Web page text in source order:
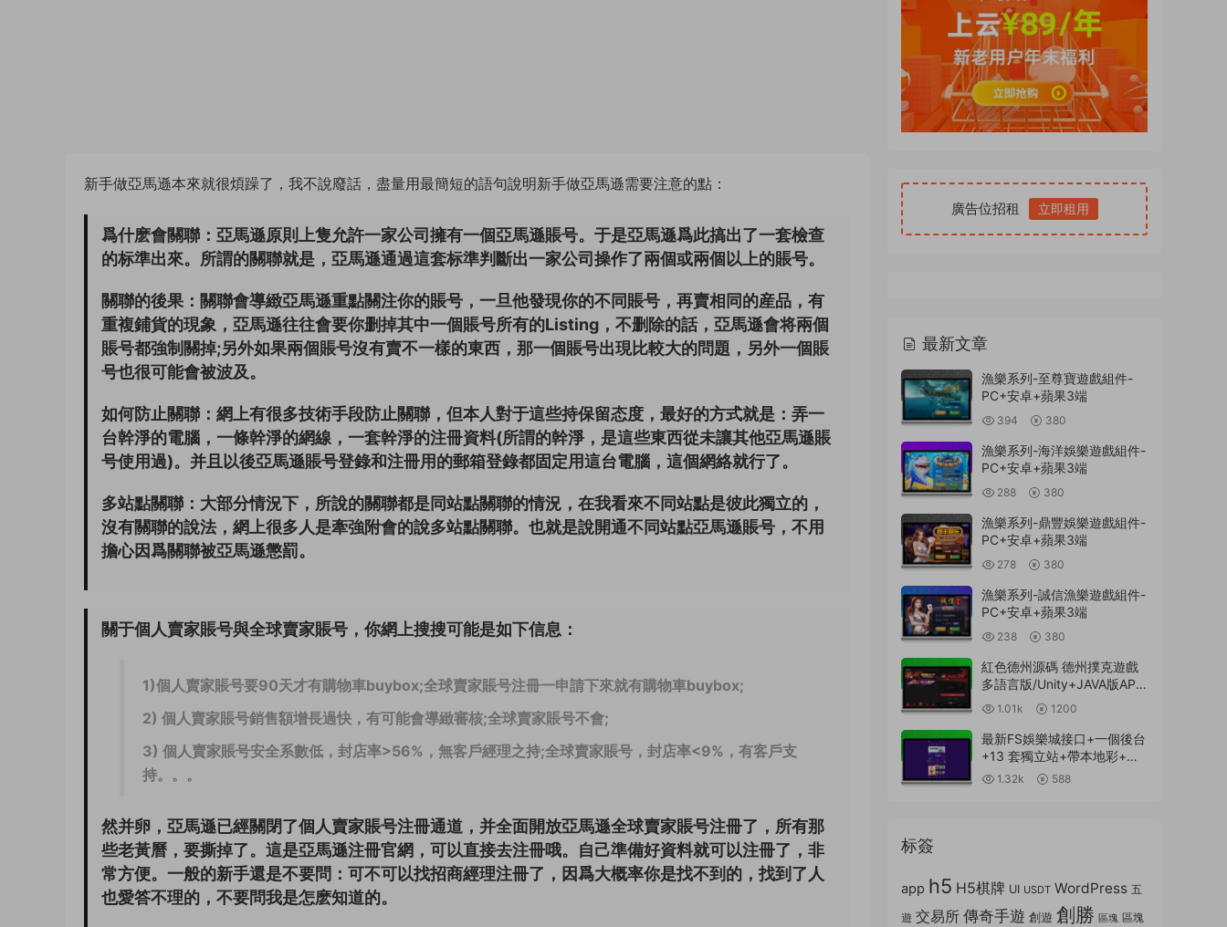
新手做亞馬遜本來就很煩躁了，我不說廢話，盡量用最簡短的語句說明新手做亞馬遜需要注意的點：
爲什麽會關聯： 亞馬遜原則上隻允許一家公司擁有一個亞馬遜賬号。于是亞馬遜爲此搞出了一套檢查
的标準出來。所謂的關聯就是，亞馬遜通過這套标準判斷出一家公司操作了兩個或兩個以上的賬号。
關聯的後果： 關聯會導緻亞馬遜重點關注你的賬号，一旦他發現你的不同賬号，再賣相同的産品，有
重複鋪貨的現象，亞馬遜往往會要你删掉其中一個賬号所有的Listing，不删除的話，亞馬遜會将兩個
賬号都強制關掉;另外如果兩個賬号沒有賣不一樣的東西，那一個賬号出現比較大的問題，另外一個賬
号也很可能會被波及。
如何防止關聯： 網上有很多技術手段防止關聯，但本人對于這些持保留态度，最好的方式就是：弄一
台幹淨的電腦，一條幹淨的網線，一套幹淨的注冊資料(所謂的幹淨，是這些東西從未讓其他亞馬遜賬
号使用過)。并且以後亞馬遜賬号登錄和注冊用的郵箱登錄都固定用這台電腦，這個網絡就行了。
多站點關聯： 大部分情況下，所說的關聯都是同站點關聯的情況，在我看來不同站點是彼此獨立的，
沒有關聯的說法，網上很多人是牽強附會的說多站點關聯。也就是說開通不同站點亞馬遜賬号，不用
擔心因爲關聯被亞馬遜懲罰。
關于個人賣家賬号與全球賣家賬号，你網上搜搜可能是如下信息：
1)個人賣家賬号要90天才有購物車buybox;全球賣家賬号注冊一申請下來就有購物車buybox;
2) 個人賣家賬号銷售額增長過快，有可能會導緻審核;全球賣家賬号不會;
3) 個人賣家賬号安全系數低，封店率>56%，無客戶經理之持;全球賣家賬号，封店率<9%，有客戶支
持。。。
然并卵，亞馬遜已經關閉了個人賣家賬号注冊通道，并全面開放亞馬遜全球賣家賬号注冊了，所有那
些老黃曆，要撕掉了。這是亞馬遜注冊官網，可以直接去注冊哦。自己準備好資料就可以注冊了，非
常方便。一般的新手還是不要問：可不可以找招商經理注冊了，因爲大概率你是找不到的，找到了人
也愛答不理的，不要問我是怎麽知道的。
廣告位招租 立即租用
最新文章
漁樂系列-至尊寶遊戲組件-
PC+安卓+蘋果3端
394 380
漁樂系列-海洋娛樂遊戲組件-
PC+安卓+蘋果3端
288 380
漁樂系列-鼎豐娛樂遊戲組件-
PC+安卓+蘋果3端
278 380
漁樂系列-誠信漁樂遊戲組件-
PC+安卓+蘋果3端
238 380
紅色德州源碼 德州撲克遊戲
多語言版/Unity+JAVA版APP
雙端源碼/中英繁三語言+帶
控+帶彩池持倉/完美運行
1.01k 1200
最新FS娛樂城接口+一個後台
+13 套獨立站+帶本地彩+一
鍵搭建腳本
1.32k 588
标簽
app h5 H5棋牌 UI USDT WordPress 五
遊 交易所 傳奇手遊 創遊 創勝 區塊 區塊